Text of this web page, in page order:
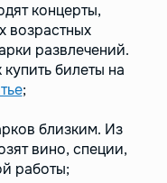
концерты,
возрастных
развлечений.
билеты на
;
близким. Из
вино, специи,
работы;